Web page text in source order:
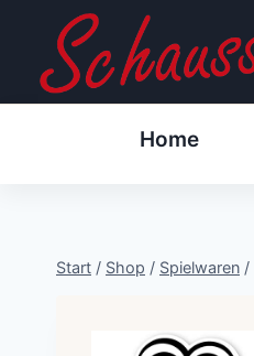
springen
Home
Start / Shop / Spielwaren /